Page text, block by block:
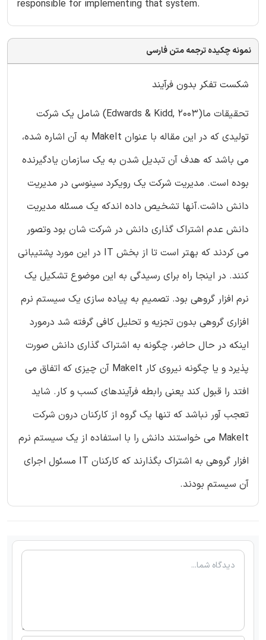
responsible for implementing that system.
نمونه چکیده ترجمه متن فارسی
شکست تفکر بدون فرآیند
تحقیقات ما(Edwards & Kidd, 2003) شامل یک شرکت
تولیدی که در این مقاله با عنوان MakeIt به آن اشاره شده،
می باشد که هدف آن تبدیل شدن به یک سازمان یادگیرنده
بوده است. مدیریت شرکت یک رویکرد سینوسی در مدیریت
دانش داشت.آنها تشخیص داده اندکه یک مسئله مدیریت
دانش عدم اشتراک گذاری دانش در شرکت شان بود وتصور
می کردند که بهتر است تا از بخش IT در این مورد پشتیبانی
کنند. در اینجا راه برای رسیدگی به این موضوع تشکیل یک
نرم افزار گروهی بود. تصمیم به پیاده سازی یک سیستم نرم
افزاری گروهی بدون تجزیه و تحلیل کافی گرفته شد درمورد
اینکه در حال حاضر، چگونه به اشتراک گذاری دانش صورت
پذیرد و یا چگونه نیروی کار MakeIt آن چیزی که اتفاق می
افتد را قبول کند یعنی رابطه فرآیندهای کسب و کار. شاید
تعجب آور نباشد که تنها یک گروه از کارکنان درون شرکت
MakeIt می خواستند دانش را با استفاده از یک سیستم نرم
افزار گروهی به اشتراک بگذارند که کارکنان IT مسئول اجرای
آن سیستم بودند.